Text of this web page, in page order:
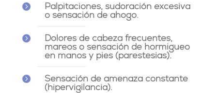
 Palpitaciones, sudoración excesiva
o sensación de ahogo.
 Dolores de cabeza frecuentes,
mareos o sensación de hormigueo
en manos y pies (parestesias).
 Sensación de amenaza constante
(hipervigilancia).